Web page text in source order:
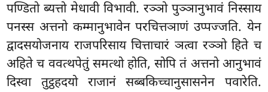
पण्डितो ब्यत्तो मेधावी विभावी. रञ्ञो पुञ्ञानुभावं निस्साय
पनस्स अत्तनो कम्मानुभावेन परचित्तञाणं उप्पज्जति. येन
द्वादसयोजनाय राजपरिसाय चित्ताचारं ञत्वा रञ्ञो हिते च
अहिते च ववत्थपेतुं समत्थो होति, सोपि तं अत्तनो आनुभावं
दिस्वा तुट्ठहदयो राजानं सब्बकिच्चानुसासनेन पवारेति.